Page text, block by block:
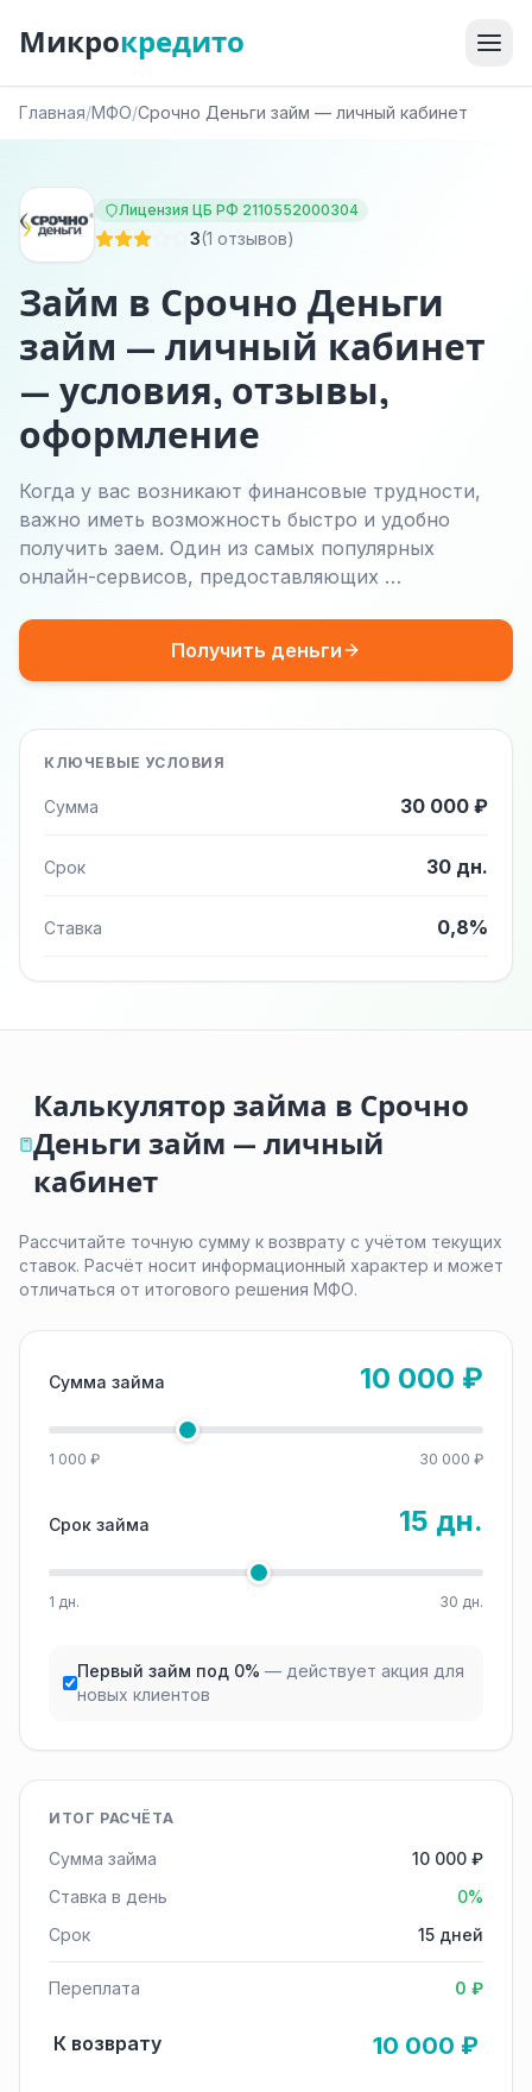
Микрокредито
Главная/МФО/Срочно Деньги займ — личный кабинет
Лицензия ЦБ РФ 2110552000304
3(1 отзывов)
Займ в Срочно Деньги
займ — личный кабинет
— условия, отзывы,
оформление
Когда у вас возникают финансовые трудности,
важно иметь возможность быстро и удобно
получить заем. Один из самых популярных
онлайн-сервисов, предоставляющих …
Получить деньги
КЛЮЧЕВЫЕ УСЛОВИЯ
Сумма 30 000 ₽
Срок 30 дн.
Ставка 0,8%
Калькулятор займа в Срочно
Деньги займ — личный
кабинет
Рассчитайте точную сумму к возврату с учётом текущих
ставок. Расчёт носит информационный характер и может
отличаться от итогового решения МФО.
Сумма займа 10 000 ₽
1 000 ₽ 30 000 ₽
Срок займа 15 дн.
1 дн. 30 дн.
Первый займ под 0% — действует акция для
новых клиентов
ИТОГ РАСЧЁТА
Сумма займа
10 000 ₽
Ставка в день
0%
Срок
15 дней
Переплата 0 ₽
К возврату 10 000 ₽